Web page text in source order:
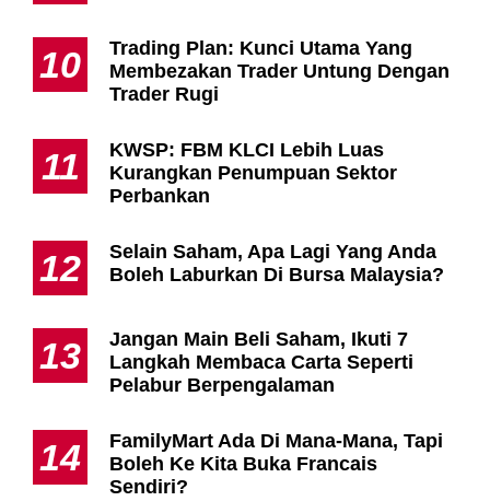
10
Trading Plan: Kunci Utama Yang
Membezakan Trader Untung Dengan
Trader Rugi
11
KWSP: FBM KLCI Lebih Luas
Kurangkan Penumpuan Sektor
Perbankan
12
Selain Saham, Apa Lagi Yang Anda
Boleh Laburkan Di Bursa Malaysia?
13
Jangan Main Beli Saham, Ikuti 7
Langkah Membaca Carta Seperti
Pelabur Berpengalaman
14
FamilyMart Ada Di Mana-Mana, Tapi
Boleh Ke Kita Buka Francais
Sendiri?